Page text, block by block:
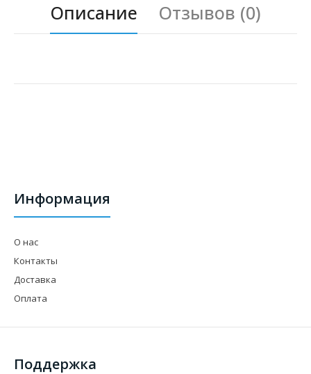
Описание Отзывов (0)
Информация
О нас
Контакты
Доставка
Оплата
Поддержка